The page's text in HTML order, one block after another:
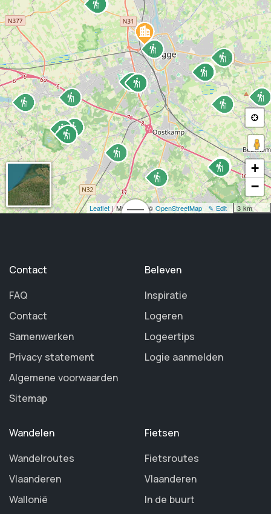
+
−
3 km
✎ Edit
Leaflet | Map data: © OpenStreetMap
Contact
FAQ
Contact
Samenwerken
Privacy statement
Algemene voorwaarden
Sitemap
Beleven
Inspiratie
Logeren
Logeertips
Logie aanmelden
Wandelen
Wandelroutes
Vlaanderen
Wallonië
Fietsen
Fietsroutes
Vlaanderen
In de buurt